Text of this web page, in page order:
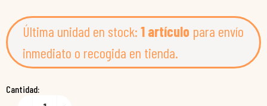
Última unidad en stock: 1 artículo para envío
inmediato o recogida en tienda.
Cantidad: